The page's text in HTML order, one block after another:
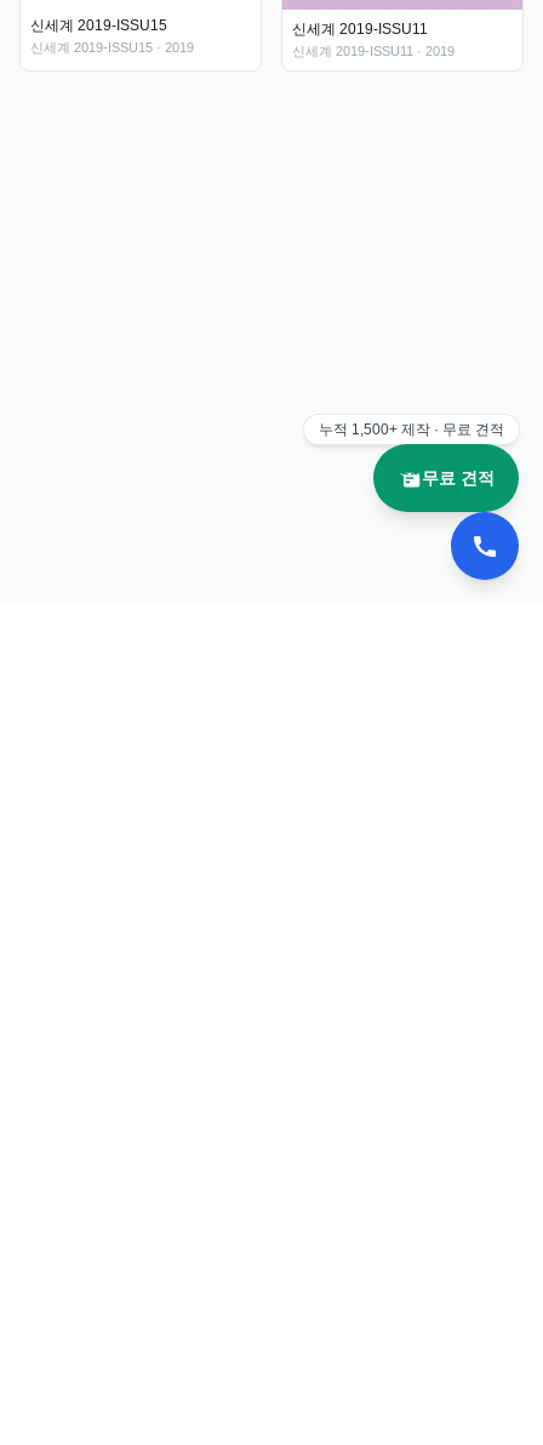
신세계 2019-ISSU15
신세계 2019-ISSU15 · 2019
신세계 2019-ISSU11
신세계 2019-ISSU11 · 2019
누적 1,500+ 제작 · 무료 견적
무료 견적